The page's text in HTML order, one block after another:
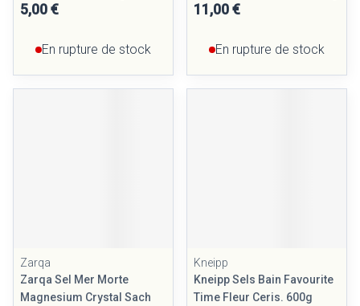
5,00 €
En rupture de stock
11,00 €
En rupture de stock
Zarqa
Zarqa Sel Mer Morte
Magnesium Crystal Sach
Kneipp
Kneipp Sels Bain Favourite
Time Fleur Ceris. 600g